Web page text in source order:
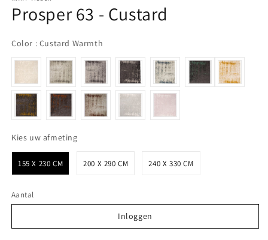
Prosper 63 - Custard
Color : Custard Warmth
Kies uw afmetingKies uw afmeting
155 X 230 CM 200 X 290 CM 240 X 330 CM
Aantal
Inloggen
Inloggen